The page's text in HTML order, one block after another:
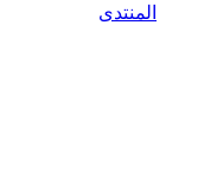
المنتدى